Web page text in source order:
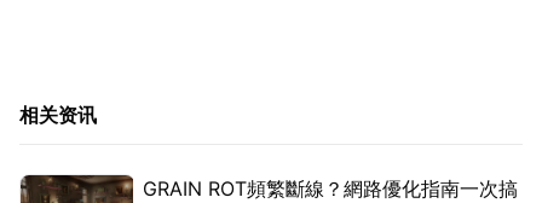
相关资讯
GRAIN ROT頻繁斷線？網路優化指南一次搞